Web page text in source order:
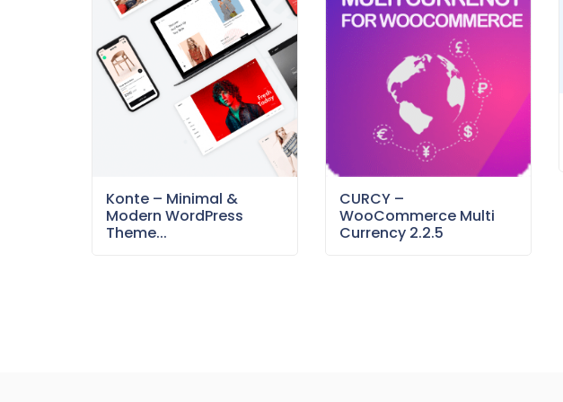
Konte – Minimal &
Modern WordPress
Theme...
CURCY –
WooCommerce Multi
Currency 2.2.5